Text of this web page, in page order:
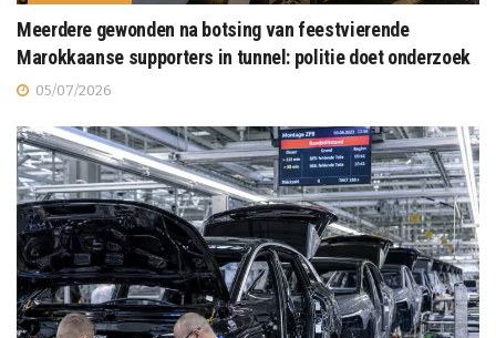
Meerdere gewonden na botsing van feestvierende
Marokkaanse supporters in tunnel: politie doet onderzoek
05/07/2026